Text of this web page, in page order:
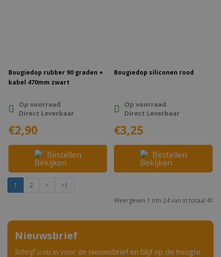
Bougiedop rubber 90 graden +
kabel 470mm zwart
Op voorraad
Direct Leverbaar
€2,90
Bestellen
Bougiedop siliconen rood
Op voorraad
Direct Leverbaar
€3,25
Bestellen
1 2 >
>|
Weergeven 1 t/m 24 van in totaal 41
Nieuwsbrief
Schrijf u nu in voor de nieuwsbrief en blijf op de hoogte